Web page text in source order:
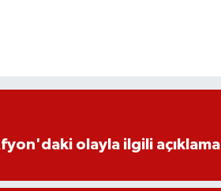
olayla ilgili açıklama